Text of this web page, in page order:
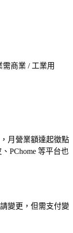
需商業 / 工業用
月營業額達起徵點
PChome 等平台也
變更，但需支付變